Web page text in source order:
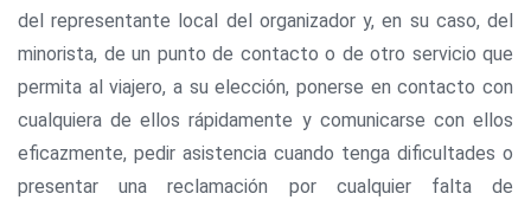
del representante local del organizador y, en su caso, del
minorista, de un punto de contacto o de otro servicio que
permita al viajero, a su elección, ponerse en contacto con
cualquiera de ellos rápidamente y comunicarse con ellos
eficazmente, pedir asistencia cuando tenga dificultades o
presentar una reclamación por cualquier falta de